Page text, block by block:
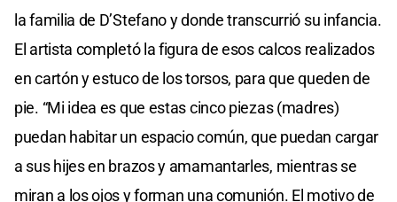
la familia de D’Stefano y donde transcurrió su infancia.
El artista completó la figura de esos calcos realizados
en cartón y estuco de los torsos, para que queden de
pie. “Mi idea es que estas cinco piezas (madres)
puedan habitar un espacio común, que puedan cargar
a sus hijes en brazos y amamantarles, mientras se
miran a los ojos y forman una comunión. El motivo de